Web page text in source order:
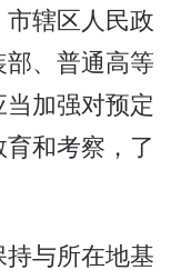
辖区人民政
、普通高等
加强对预定
和考察，了
与所在地基